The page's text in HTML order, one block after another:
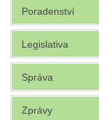
Poradenství
Legislativa
Správa
Zprávy